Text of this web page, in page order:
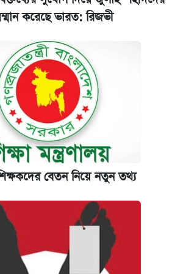
তে যৌনকর্মীর দালাল অ্যাডলফ
যেসব মার্কেট-দোকানপাট
ভর্তি আবেদন, জানাল কর্তৃপক্ষ
আরও ২৩ বাংলাদেশিকে দেশে
হলো
ঢাকা ব্যাংক
করেছে ভারত: রিজভী
শিক্ষকদের বেতন নিয়ে নতুন তথ্য